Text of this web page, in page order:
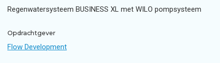
Regenwatersysteem BUSINESS XL met WILO pompsysteem
Opdrachtgever
Flow Development